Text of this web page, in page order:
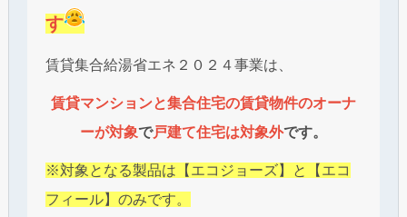
す
賃貸集合給湯省エネ２０２４事業は、
賃貸マンションと集合住宅の賃貸物件のオーナ
ーが対象で戸建て住宅は対象外です。
※対象となる製品は【エコジョーズ】と【エコ
フィール】のみです。